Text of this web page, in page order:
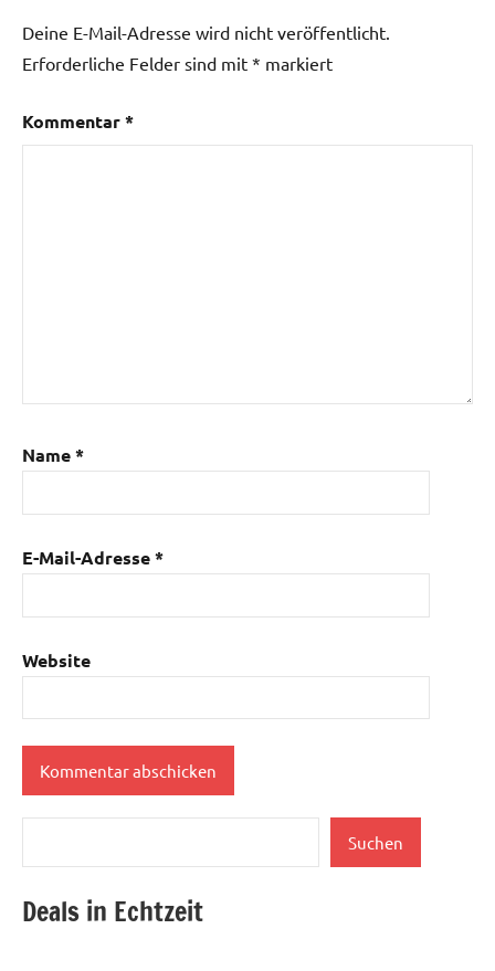
Deine E-Mail-Adresse wird nicht veröffentlicht.
Erforderliche Felder sind mit * markiert
Kommentar*
Name*
E-Mail-Adresse*
Website
Suchen
Deals in Echtzeit